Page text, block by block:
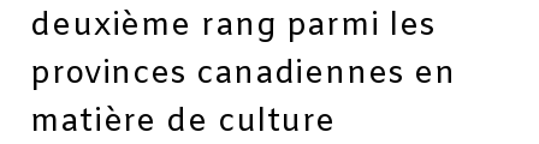
deuxième rang parmi les
provinces canadiennes en
matière de culture